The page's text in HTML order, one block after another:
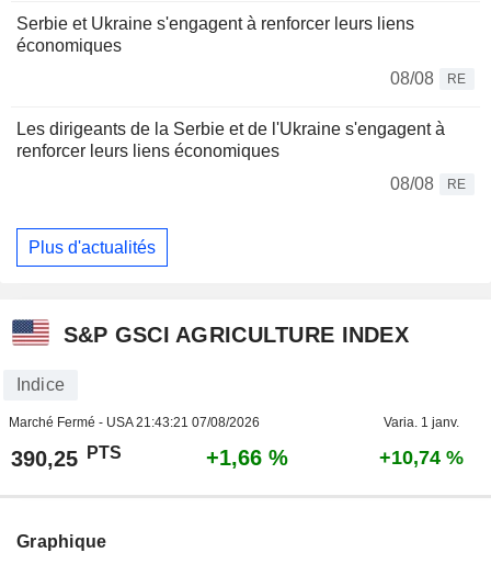
Serbie et Ukraine s'engagent à renforcer leurs liens
économiques
08/08
RE
Les dirigeants de la Serbie et de l'Ukraine s'engagent à
renforcer leurs liens économiques
08/08
RE
Plus d'actualités
S&P GSCI AGRICULTURE INDEX
Indice
Marché Fermé - USA21:43:21 07/08/2026 Varia. 1 janv.
390,25 PTS +1,66 % +10,74 %
Graphique